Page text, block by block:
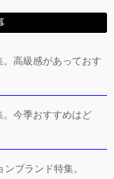
。高級感があっておす
。今季おすすめはど
ブランド特集。